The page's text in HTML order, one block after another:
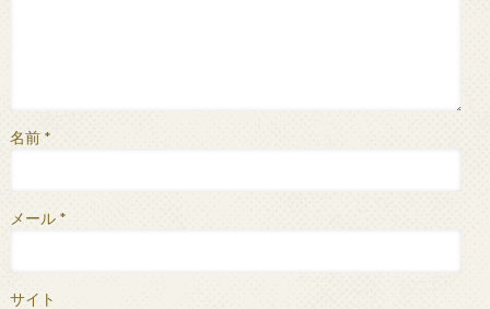
名前 *
メール *
サイト